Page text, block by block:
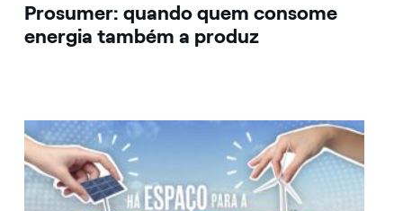
Prosumer: quando quem consome
energia também a produz